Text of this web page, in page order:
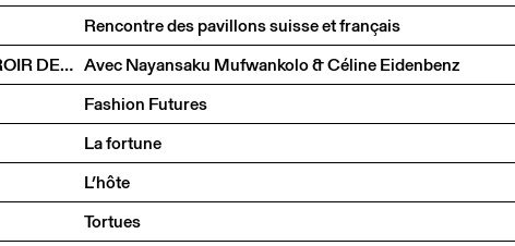
Rencontre des pavillons suisse et français
UN ÉTRANGER AU VILLAGE : LE RACISME AU MIROIR DE JAMES BALDWIN Avec Nayansaku Mufwankolo & Céline Eidenbenz
Fashion Futures
La fortune
L’hôte
Tortues